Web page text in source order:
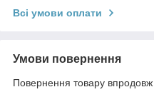
Всі умови оплати
Умови повернення
Повернення товару